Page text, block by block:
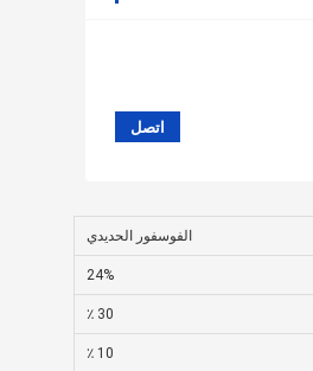
الفوسفور الحديدي
24%
30 ٪
10 ٪